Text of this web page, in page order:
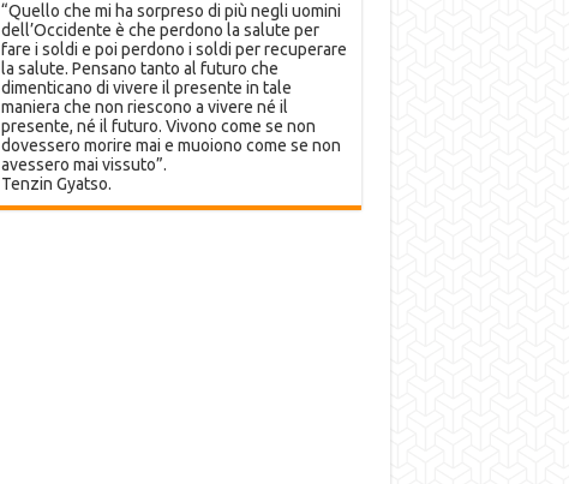
“Quello che mi ha sorpreso di più negli uomini
dell’Occidente è che perdono la salute per
fare i soldi e poi perdono i soldi per recuperare
la salute. Pensano tanto al futuro che
dimenticano di vivere il presente in tale
maniera che non riescono a vivere né il
presente, né il futuro. Vivono come se non
dovessero morire mai e muoiono come se non
avessero mai vissuto”.
Tenzin Gyatso.